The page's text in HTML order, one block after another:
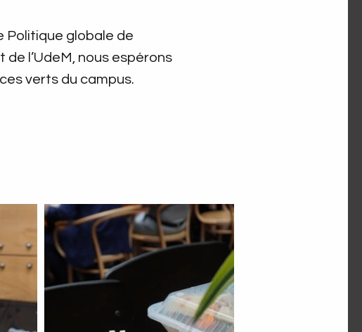
Politique globale de
l’UdeM, nous espérons
verts du campus.